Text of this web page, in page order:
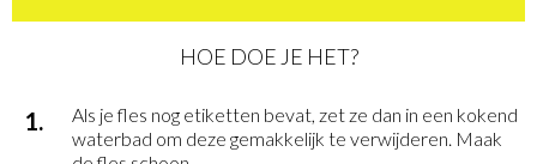
HOE DOE JE HET?
Als je fles nog etiketten bevat, zet ze dan in een kokend
waterbad om deze gemakkelijk te verwijderen. Maak